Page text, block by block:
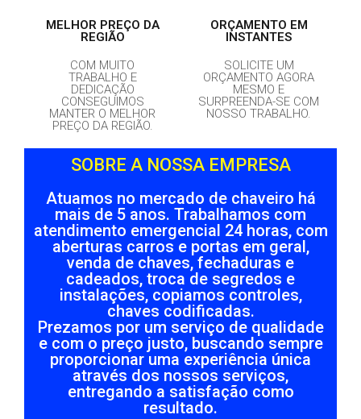
MELHOR PREÇO DA
REGIÃO
COM MUITO
TRABALHO E
DEDICAÇÃO
CONSEGUIMOS
MANTER O MELHOR
PREÇO DA REGIÃO.
ORÇAMENTO EM
INSTANTES
SOLICITE UM
ORÇAMENTO AGORA
MESMO E
SURPREENDA-SE COM
NOSSO TRABALHO.
SOBRE A NOSSA EMPRESA
Atuamos no mercado de chaveiro há
mais de 5 anos. Trabalhamos com
atendimento emergencial 24 horas, com
aberturas carros e portas em geral,
venda de chaves, fechaduras e
cadeados, troca de segredos e
instalações, copiamos controles,
chaves codificadas.
Prezamos por um serviço de qualidade
e com o preço justo, buscando sempre
proporcionar uma experiência única
através dos nossos serviços,
entregando a satisfação como
resultado.